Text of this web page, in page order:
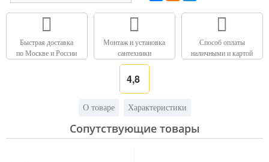
Быстрая доставка
по Москве и России
Монтаж и установка
сантехники
Способ оплаты
наличными и картой
4,8
О товаре Характеристики
Сопутствующие товары